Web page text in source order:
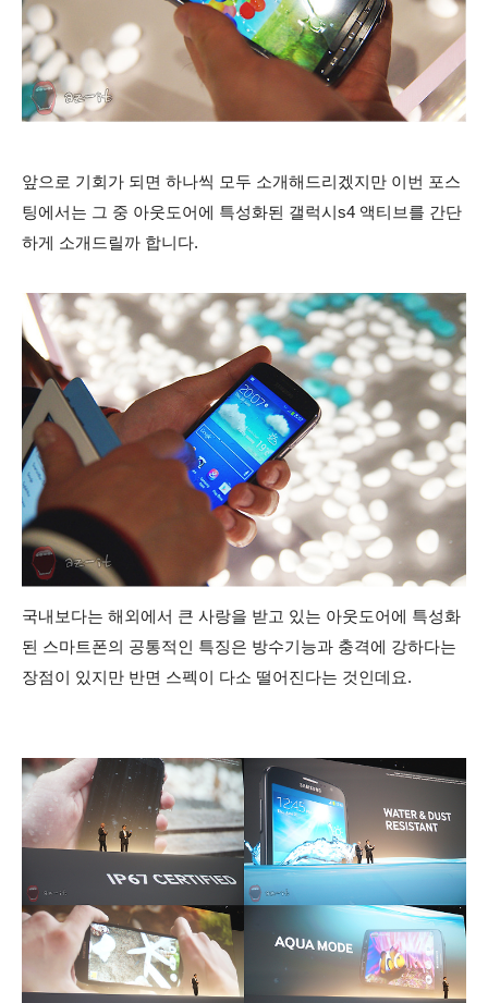
앞으로 기회가 되면 하나씩 모두 소개해드리겠지만 이번 포스
팅에서는 그 중 아웃도어에 특성화된 갤럭시s4 액티브를 간단
하게 소개드릴까 합니다.
국내보다는 해외에서 큰 사랑을 받고 있는 아웃도어에 특성화
된 스마트폰의 공통적인 특징은 방수기능과 충격에 강하다는
장점이 있지만 반면 스펙이 다소 떨어진다는 것인데요.